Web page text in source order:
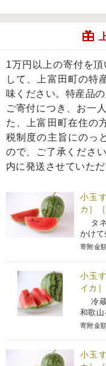
1万円以上の寄付を
して、上富田町の特
味ください。特産品
ご寄付につき、お一
た、上富田町在住の
税制度の主旨にのっ
ので、ご了承くださ
内に発送させていただ
小玉
カ］
タネ
かけ
寄附金
小玉
イカ
冷蔵
和歌
寄附金
小玉